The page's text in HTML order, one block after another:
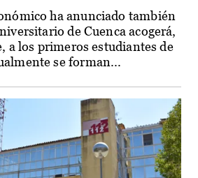
ha anunciado también
de Cuenca acogerá,
a los primeros estudiantes de
se forman...